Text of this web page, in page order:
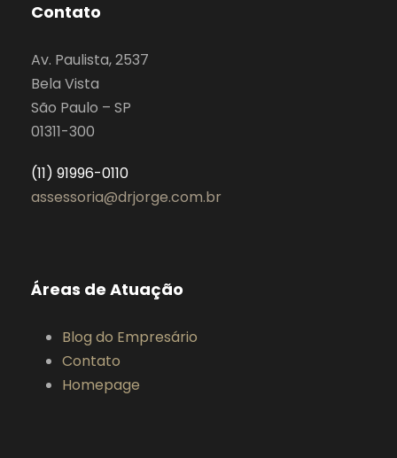
Contato
Av. Paulista, 2537
Bela Vista
São Paulo – SP
01311-300
(11) 91996-0110
assessoria@drjorge.com.br
Áreas de Atuação
Blog do Empresário
Contato
Homepage